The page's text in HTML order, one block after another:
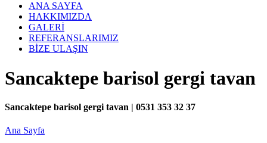
ANA SAYFA
HAKKIMIZDA
GALERİ
REFERANSLARIMIZ
BİZE ULAŞIN
Sancaktepe barisol gergi tavan
Sancaktepe barisol gergi tavan | 0531 353 32 37
Ana Sayfa